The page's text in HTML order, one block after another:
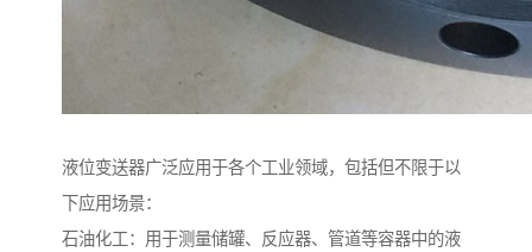
液位变送器广泛应用于各个工业领域，包括但不限于以
下应用场景：
石油化工：用于测量储罐、反应器、管道等容器中的液